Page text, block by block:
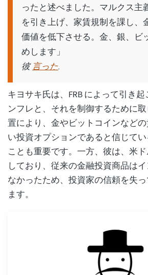
ったと述べました。マルクス主
を引き上げ、家賃規制を課し、
価値を低下させる。金、銀、ビ
めします」
彼言った.
キヨサキ氏は、FRB によって引き
ンフレと、それを制御するために
置により、金やビットコインなど
い投資オプションであると信じて
ことも重要です。一方、彼は、米
しており、従来の金融投資商品は
なかったため、投資家の信頼を失
ます。